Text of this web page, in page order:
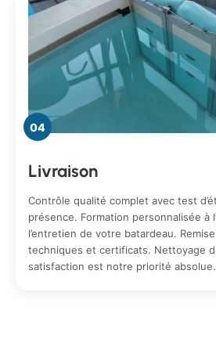
04
Livraison
Contrôle qualité complet avec test
présence. Formation personnalisée à
l’entretien de votre batardeau.
techniques et certificats. Nettoyage
satisfaction est notre priorité absolue.